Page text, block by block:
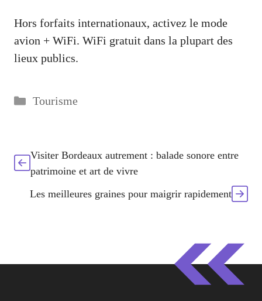
Hors forfaits internationaux, activez le mode
avion + WiFi. WiFi gratuit dans la plupart des
lieux publics.
Catégories
Tourisme
Visiter Bordeaux autrement : balade sonore entre
patrimoine et art de vivre
Les meilleures graines pour maigrir rapidement